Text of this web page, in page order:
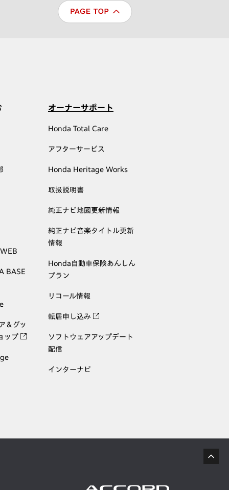
BASE
＆グッ
ップ
オーナーサポート
Honda Total Care
アフターサービス
Honda Heritage Works
取扱説明書
純正ナビ地図更新情報
純正ナビ音楽タイトル更新
情報
Honda自動車保険あんしん
プラン
リコール情報
転居申し込み
ソフトウェアアップデート
配信
インターナビ